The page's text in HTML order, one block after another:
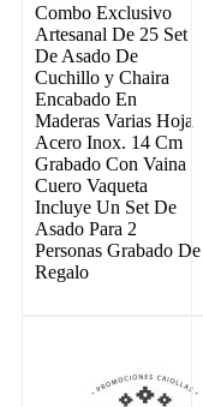
Combo Exclusivo
Artesanal De 25 Set
De Asado De
Cuchillo y Chaira
Encabado En
Maderas Varias Hoja
Acero Inox. 14 Cm
Grabado Con Vaina
Cuero Vaqueta
Incluye Un Set De
Asado Para 2
Personas Grabado De
Regalo